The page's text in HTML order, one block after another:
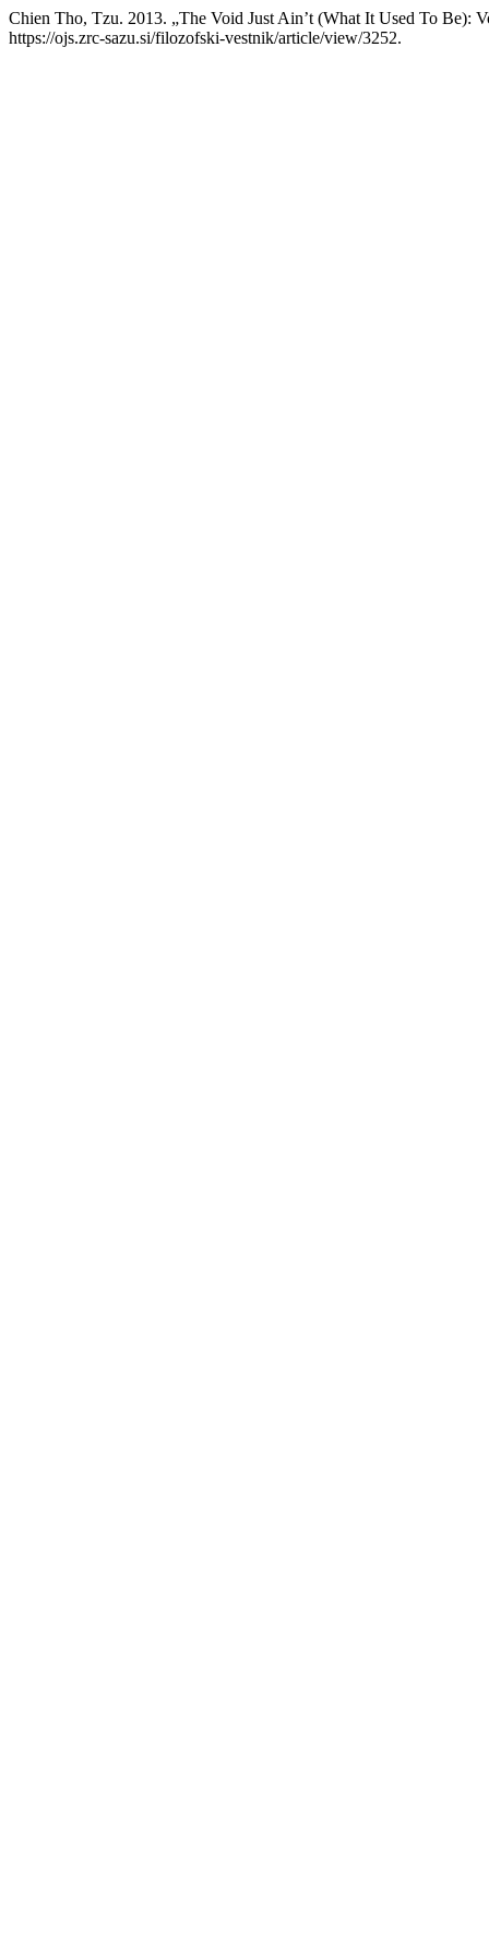
Chien Tho, Tzu. 2013. „The Void Just Ain’t (What It Used To Be):
https://ojs.zrc-sazu.si/filozofski-vestnik/article/view/3252.